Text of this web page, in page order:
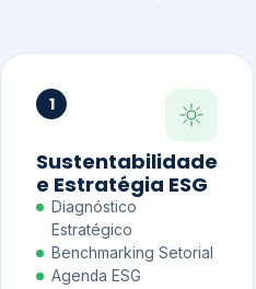
1
Sustentabilidade
e Estratégia ESG
Diagnóstico
Estratégico
Benchmarking Setorial
Agenda ESG